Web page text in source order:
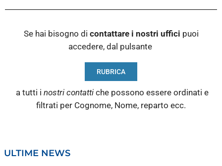
Se hai bisogno di contattare i nostri uffici puoi
accedere, dal pulsante
RUBRICA
a tutti i nostri contatti che possono essere ordinati e
filtrati per Cognome, Nome, reparto ecc.
ULTIME NEWS